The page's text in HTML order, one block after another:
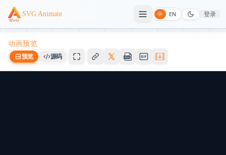
SVG Animate 中 EN 登录
动画预览
预览 源码